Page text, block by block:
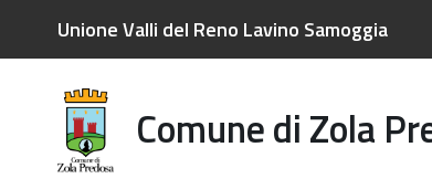
Unione Valli del Reno Lavino Samoggia
Comune di Zola